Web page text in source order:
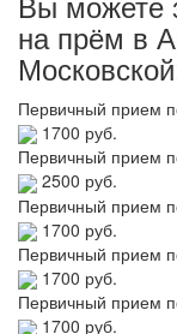
на прём в
Первичный прием
1700 руб.
Первичный прием
2500 руб.
Первичный прием
1700 руб.
Первичный прием
1700 руб.
Первичный прием
1700 руб.